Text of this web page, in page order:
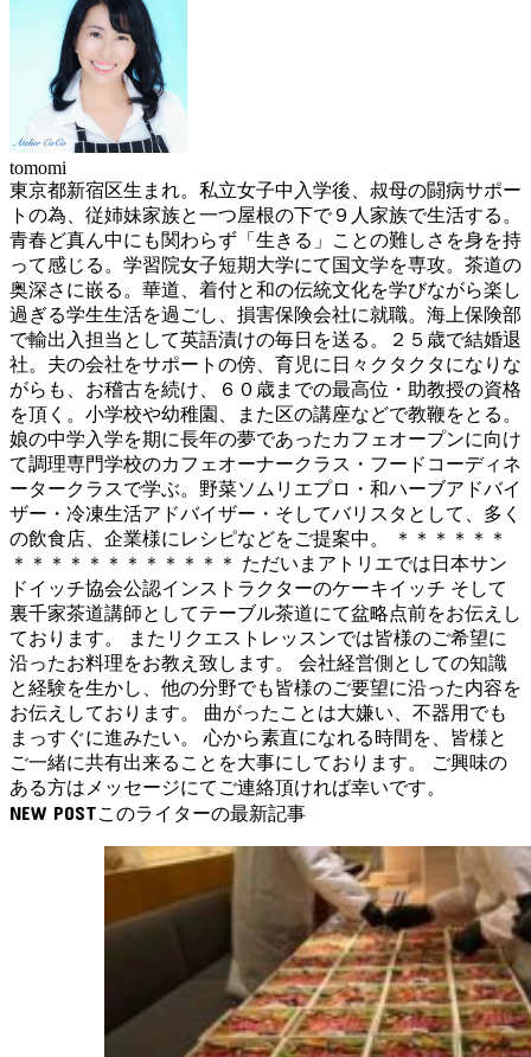
tomomi
東京都新宿区生まれ。私立女子中入学後、叔母の闘病サポー
トの為、従姉妹家族と一つ屋根の下で９人家族で生活する。
青春ど真ん中にも関わらず「生きる」ことの難しさを身を持
って感じる。学習院女子短期大学にて国文学を専攻。茶道の
奥深さに嵌る。華道、着付と和の伝統文化を学びながら楽し
過ぎる学生生活を過ごし、損害保険会社に就職。海上保険部
で輸出入担当として英語漬けの毎日を送る。２５歳で結婚退
社。夫の会社をサポートの傍、育児に日々クタクタになりな
がらも、お稽古を続け、６０歳までの最高位・助教授の資格
を頂く。小学校や幼稚園、また区の講座などで教鞭をとる。
娘の中学入学を期に長年の夢であったカフェオープンに向け
て調理専門学校のカフェオーナークラス・フードコーディネ
ータークラスで学ぶ。野菜ソムリエプロ・和ハーブアドバイ
ザー・冷凍生活アドバイザー・そしてバリスタとして、多く
の飲食店、企業様にレシピなどをご提案中。 ＊＊＊＊＊＊
＊＊＊＊＊＊＊＊＊＊＊＊ ただいまアトリエでは日本サン
ドイッチ協会公認インストラクターのケーキイッチ そして
裏千家茶道講師としてテーブル茶道にて盆略点前をお伝えし
ております。 またリクエストレッスンでは皆様のご希望に
沿ったお料理をお教え致します。 会社経営側としての知識
と経験を生かし、他の分野でも皆様のご要望に沿った内容を
お伝えしております。 曲がったことは大嫌い、不器用でも
まっすぐに進みたい。 心から素直になれる時間を、皆様と
ご一緒に共有出来ることを大事にしております。 ご興味の
ある方はメッセージにてご連絡頂ければ幸いです。
NEW POST